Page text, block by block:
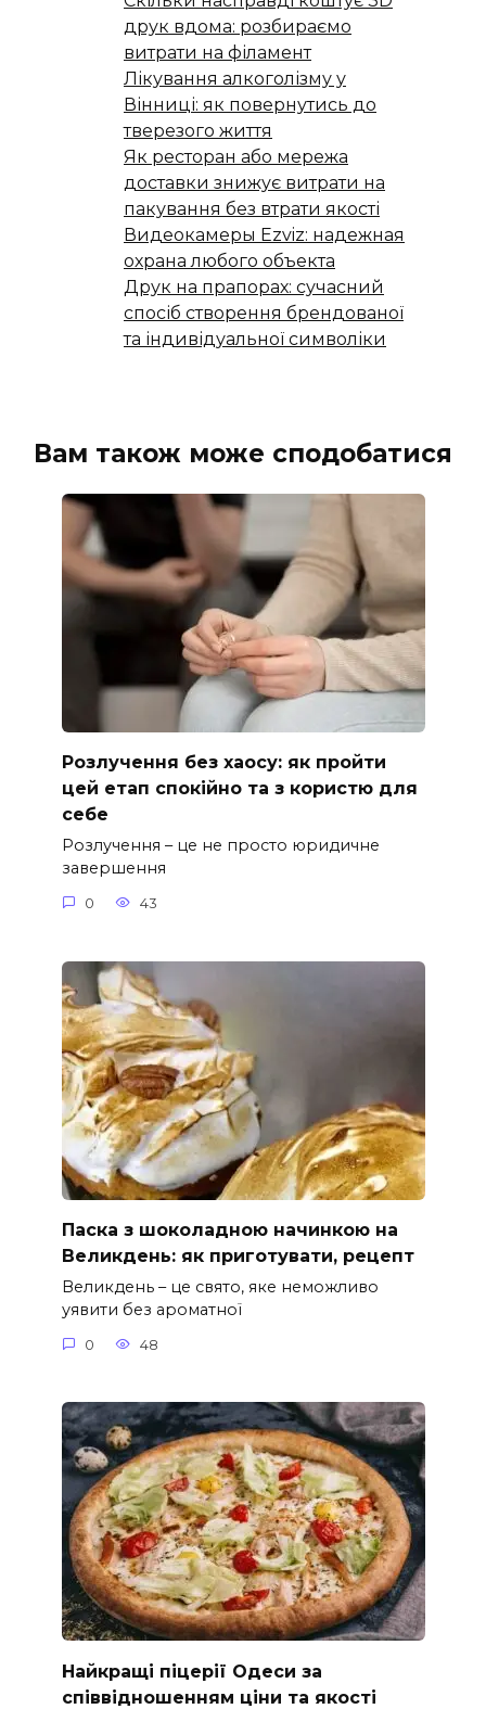
друк вдома: розбираємо
витрати на філамент
Лікування алкоголізму у
Вінниці: як повернутись до
тверезого життя
Як ресторан або мережа
доставки знижує витрати на
пакування без втрати якості
Видеокамеры Ezviz: надежная
охрана любого объекта
Друк на прапорах: сучасний
спосіб створення брендованої
та індивідуальної символіки
Вам також може сподобатися
Розлучення без хаосу: як пройти
цей етап спокійно та з користю для
себе
Розлучення – це не просто юридичне
завершення
0 43
Паска з шоколадною начинкою на
Великдень: як приготувати, рецепт
Великдень – це свято, яке неможливо
уявити без ароматної
0 48
Найкращі піцерії Одеси за
співвідношенням ціни та якості